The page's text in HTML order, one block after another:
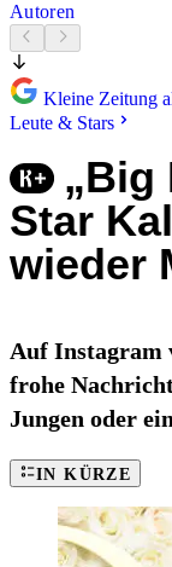
Autoren
Kleine Zeitung
Leute & Stars
„Big
Star
wieder
Auf Instagram
frohe
Jungen oder
IN KÜRZE